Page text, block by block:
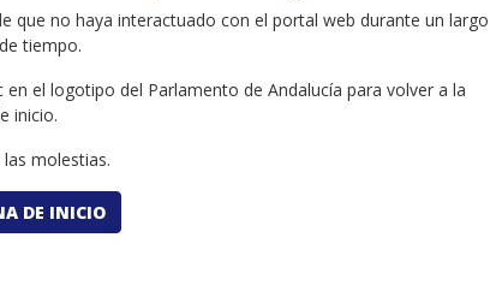
que no haya interactuado con el portal web durante un largo
tiempo.
en el logotipo del Parlamento de Andalucía para volver a la
inicio.
las molestias.
DE INICIO